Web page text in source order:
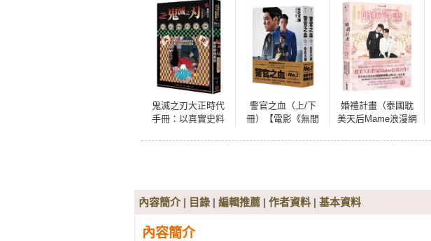
鬼滅之刃大正時代
手冊：以真實史料
警官之血（上/下
冊）【電影《無間
婚禮計畫（泰國耽
美天后Mame浪漫網
內容簡介| 目錄 | 編輯推薦 | 作者資料 | 基本資料
內容簡介